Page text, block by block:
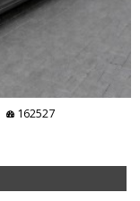
162527